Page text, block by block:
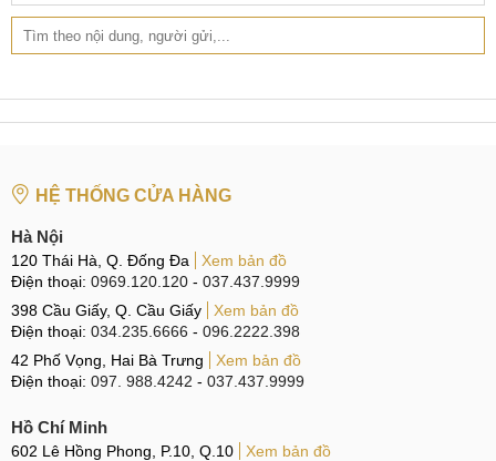
HỆ THỐNG CỬA HÀNG
Hà Nội
120 Thái Hà, Q. Đống Đa
Xem bản đồ
Điện thoại: 0969.120.120 - 037.437.9999
398 Cầu Giấy, Q. Cầu Giấy
Xem bản đồ
Điện thoại: 034.235.6666 - 096.2222.398
42 Phố Vọng, Hai Bà Trưng
Xem bản đồ
Điện thoại: 097. 988.4242 - 037.437.9999
Hồ Chí Minh
602 Lê Hồng Phong, P.10, Q.10
Xem bản đồ